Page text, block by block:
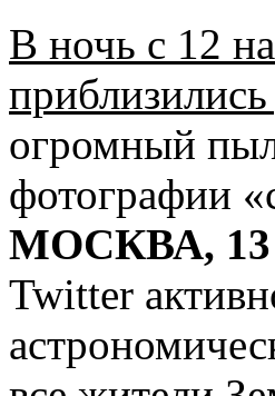
В ночь с 12
огромный
фотографии
МОСКВА, 13
Twitter